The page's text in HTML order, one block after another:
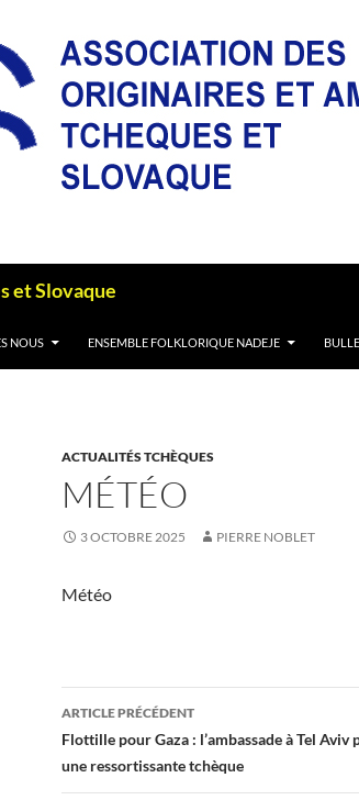
et Slovaque
NOUS ENSEMBLE FOLKLORIQUE NADEJE
ACTUALITÉS TCHÈQUES
MÉTÉO
3 OCTOBRE 2025 PIERRE NOBLET
Météo
Navigation
des
articles
ARTICLE PRÉCÉDENT
Flottille pour Gaza : l’ambassade à Tel
une ressortissante tchèque